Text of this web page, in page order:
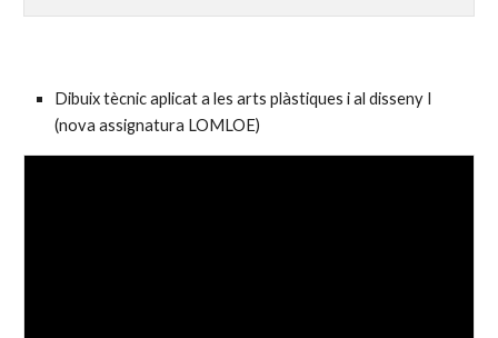
Dibuix tècnic aplicat a les arts plàstiques i al disseny I
(nova assignatura LOMLOE)